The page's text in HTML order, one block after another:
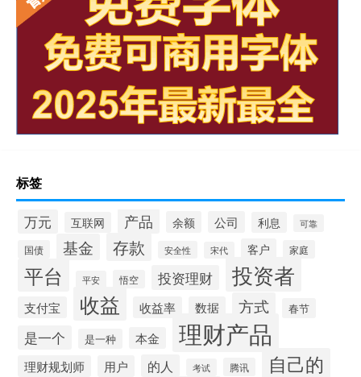
标签
万元 互联网 产品 余额 公司 利息 可靠
国债 基金 存款 安全性 宋代 客户 家庭
平台 平安 悟空 投资理财 投资者
支付宝 收益 收益率 数据 方式 春节
是一个 是一种 本金 理财产品
理财规划师 用户 的人 考试 腾讯 自己的